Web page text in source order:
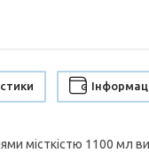
місткістю 1100 мл